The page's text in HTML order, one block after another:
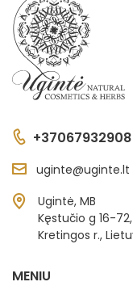
+37067932908
uginte@uginte.lt
Ugintė, MB
Kęstučio g 16-
Kretingos r.,
MENIU